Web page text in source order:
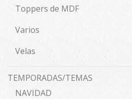
Toppers de MDF
Varios
Velas
TEMPORADAS/TEMAS
NAVIDAD